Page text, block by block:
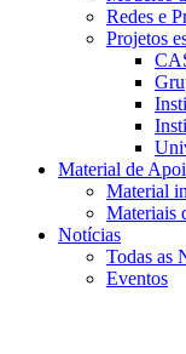
Redes e
Projetos
Material de
Material
Materiais
Notícias
Todas as
Eventos